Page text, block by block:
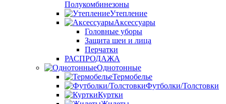
Полукомбинезоны
Утепление
Аксессуары
Головные уборы
Защита шеи и лица
Перчатки
РАСПРОДАЖА
Однотонные
Термобелье
Футболки/Толстовки
Куртки